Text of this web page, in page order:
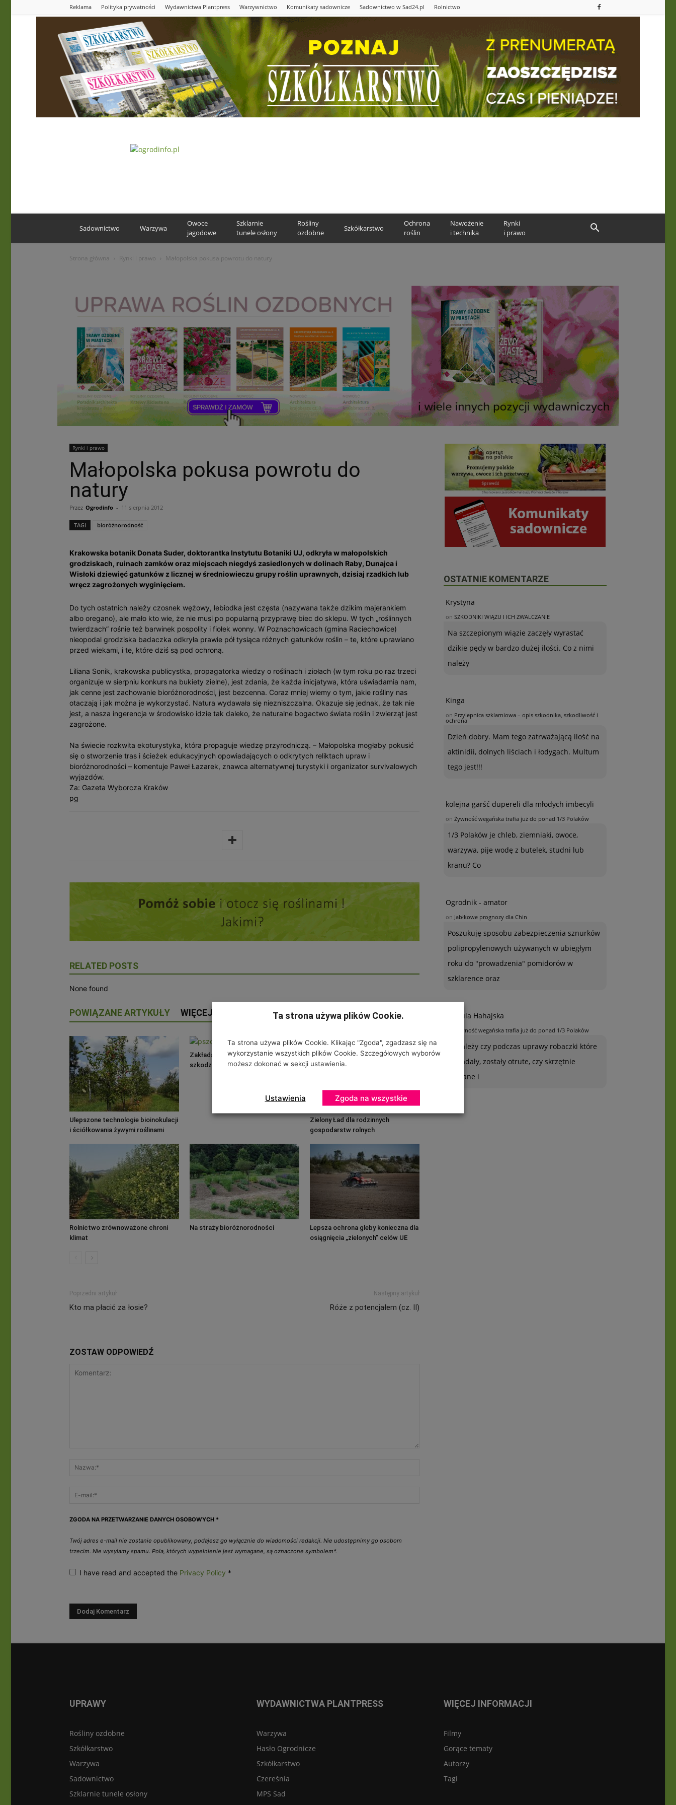
Reklama Polityka prywatności Wydawnictwa Plantpress Warzywnictwo Komunikaty sadownicze Sadownictwo w Sad24.pl Rolnictwo
Sadownictwo Warzywa
Owoce
jagodowe
Szklarnie
tunele osłony
Rośliny
ozdobne
Szkółkarstwo
Ochrona
roślin
Nawożenie
i technika
Rynki
i prawo
Strona główna Rynki i prawo Małopolska pokusa powrotu do natury
Rynki i prawo
Małopolska pokusa powrotu do
natury
Przez Ogrodinfo - 11 sierpnia 2012
TAGI bioróżnorodność
Krakowska botanik Donata Suder, doktorantka Instytutu Botaniki UJ, odkryła w małopolskich
grodziskach, ruinach zamków oraz miejscach niegdyś zasiedlonych w dolinach Raby, Dunajca i
Wisłoki dziewięć gatunków z licznej w średniowieczu grupy roślin uprawnych, dzisiaj rzadkich lub
wręcz zagrożonych wyginięciem.
Do tych ostatnich należy czosnek wężowy, lebiodka jest częsta (nazywana także dzikim majerankiem
albo oregano), ale mało kto wie, że nie musi po popularną przyprawę biec do sklepu. W tych „roślinnych
twierdzach” rośnie też barwinek pospolity i fiołek wonny. W Poznachowicach (gmina Raciechowice)
nieopodal grodziska badaczka odkryła prawie pół tysiąca różnych gatunków roślin – te, które uprawiano
przed wiekami, i te, które dziś są pod ochroną.
Liliana Sonik, krakowska publicystka, propagatorka wiedzy o roślinach i ziołach (w tym roku po raz trzeci
organizuje w sierpniu konkurs na bukiety zielne), jest zdania, że każda inicjatywa, która uświadamia nam,
jak cenne jest zachowanie bioróżnorodności, jest bezcenna. Coraz mniej wiemy o tym, jakie rośliny nas
otaczają i jak można je wykorzystać. Natura wydawała się niezniszczalna. Okazuje się jednak, że tak nie
jest, a nasza ingerencja w środowisko idzie tak daleko, że naturalne bogactwo świata roślin i zwierząt jest
zagrożone.
Na świecie rozkwita ekoturystyka, która propaguje wiedzę przyrodniczą. – Małopolska mogłaby pokusić
się o stworzenie tras i ścieżek edukacyjnych opowiadających o odkrytych reliktach upraw i
bioróżnorodności – komentuje Paweł Łazarek, znawca alternatywnej turystyki i organizator survivalowych
wyjazdów.
Za: Gazeta Wyborcza Kraków
pg
RELATED POSTS
None found
POWIĄZANE ARTYKUŁY WIĘCEJ OD AUTORA
Ulepszone technologie bioinokulacji
i ściółkowania żywymi roślinami
Zakładanie pasiek miejskich może
szkodzić rodzimym gatunkom
Zielony Ład dla rodzinnych
gospodarstw rolnych
Rolnictwo zrównoważone chroni
klimat
Na straży bioróżnorodności
Lepsza ochrona gleby konieczna dla
osiągnięcia „zielonych” celów UE
Poprzedni artykuł
Kto ma płacić za łosie?
Następny artykuł
Róże z potencjałem (cz. II)
ZOSTAW ODPOWIEDŹ
ZGODA NA PRZETWARZANIE DANYCH OSOBOWYCH *
Twój adres e-mail nie zostanie opublikowany, podajesz go wyłącznie do wiadomości redakcji. Nie udostępnimy go osobom
trzecim. Nie wysyłamy spamu. Pola, których wypełnienie jest wymagane, są oznaczone symbolem*.
I have read and accepted the Privacy Policy *
OSTATNIE KOMENTARZE
Krystyna
on SZKODNIKI WIĄZU I ICH ZWALCZANIE
Na szczepionym wiązie zaczęły wyrastać
dzikie pędy w bardzo dużej ilości. Co z nimi
należy
Kinga
on Przylepnica szklarniowa – opis szkodnika, szkodliwość i
ochrona
Dzień dobry. Mam tego zatrważającą ilość na
aktinidii, dolnych liściach i łodygach. Multum
tego jest!!!
kolejna garść dupereli dla młodych imbecyli
on Żywność wegańska trafia już do ponad 1/3 Polaków
1/3 Polaków je chleb, ziemniaki, owoce,
warzywa, pije wodę z butelek, studni lub
kranu? Co
Ogrodnik - amator
on Jabłkowe prognozy dla Chin
Poszukuję sposobu zabezpieczenia sznurków
polipropylenowych używanych w ubiegłym
roku do "prowadzenia" pomidorów w
szklarence oraz
Urszula Hahajska
Żywność wegańska trafia już do ponad 1/3 Polaków
To zależy czy podczas uprawy robaczki które
ją zjadały, zostały otrute, czy skrzętnie
zebrane i
UPRAWY
Rośliny ozdobne
Szkółkarstwo
Warzywa
Sadownictwo
Szklarnie tunele osłony
WYDAWNICTWA PLANTPRESS
Warzywa
Hasło Ogrodnicze
Szkółkarstwo
Czereśnia
MPS Sad
WIĘCEJ INFORMACJI
Filmy
Gorące tematy
Autorzy
Tagi
Ta strona używa plików Cookie.
Ta strona używa plików Cookie. Klikając "Zgoda", zgadzasz się na
wykorzystanie wszystkich plików Cookie. Szczegółowych wyborów
możesz dokonać w sekcji ustawienia.
Ustawienia Zgoda na wszystkie